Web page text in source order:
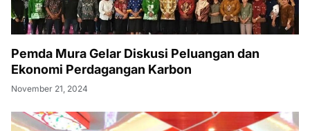
Pemda Mura Gelar Diskusi Peluangan dan
Ekonomi Perdagangan Karbon
November 21, 2024